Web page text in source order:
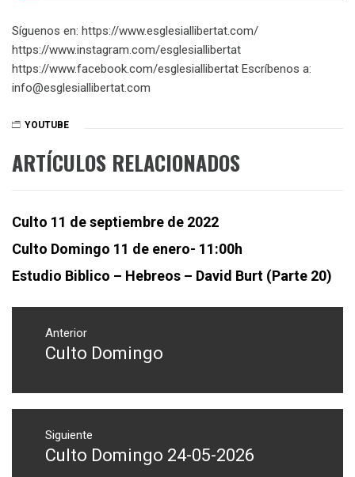
Síguenos en: https://www.esglesiallibertat.com/​​​
https://www.instagram.com/esglesiallibertat
https://www.facebook.com/esglesiallibertat Escríbenos a:
info@esglesiallibertat.com
YOUTUBE
ARTÍCULOS RELACIONADOS
Culto 11 de septiembre de 2022
Culto Domingo 11 de enero- 11:00h
Estudio Biblico – Hebreos – David Burt (Parte 20)
Navegación
entradas
Anterior
Entrada
Culto Domingo
Siguiente
Entrada
Culto Domingo 24-05-2026